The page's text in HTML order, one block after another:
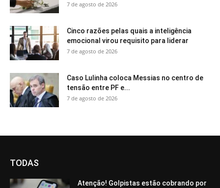
7 de agosto de 2026
Cinco razões pelas quais a inteligência
emocional virou requisito para liderar
7 de agosto de 2026
Caso Lulinha coloca Messias no centro de
tensão entre PF e...
7 de agosto de 2026
TODAS
Atenção! Golpistas estão cobrando por